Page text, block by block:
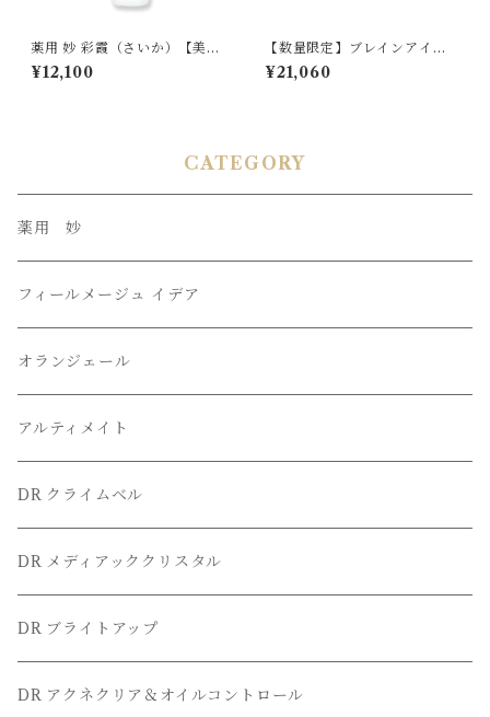
薬用 妙 彩霞（さいか）【美容
液】
¥12,100
【数量限定】ブレインアイク
リア 3箱入り
¥21,060
CATEGORY
薬用 妙
フィールメージュ イデア
オランジェール
アルティメイト
DR クライムベル
DR メディアッククリスタル
DR ブライトアップ
DR アクネクリア＆オイルコントロール